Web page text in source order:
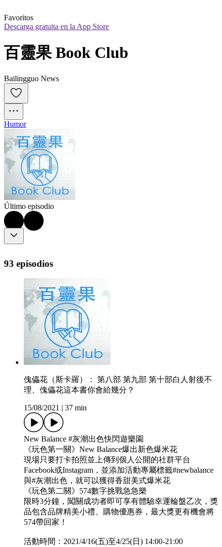
Favoritos
Descarga gratuita en la App Store
百靈果 Book Club
Bailingguo News
Humor
Último episodio
93 episodios
傀儡花（斯卡羅）： 第八部 第九部 第十部白人射後不
理、傀儡花這本書你會給幾分？
15/08/2021 37 min
New Balance #灰潮出色快閃遊樂園
《玩色第一關》New Balance爆出新色爆米花
現場只要打卡拍照並上傳到個人公開的社群平台
Facebook或Instagram，並添加活動專屬標籤#newbalance
與#灰潮出色，就可以獲得香甜美式爆米花
《玩色第二關》574數字挑戰急急樂
限時3分鐘，闖關成功者即可享有體驗幸運輪盤乙次，獎
品包含品牌精美小禮、購物優惠券，最大獎更有機會將
574帶回家！
活動時間：2021/4/16(五)至4/25(日) 14:00-21:00